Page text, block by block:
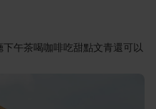
午茶喝咖啡吃甜點文青還可以